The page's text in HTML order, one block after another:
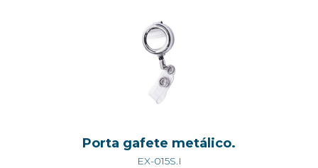
Porta gafete metálico.
EX-015S.I